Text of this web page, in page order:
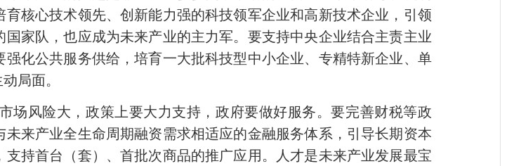
核心技术领先、创新能力强的科技领军企业和高新技术企业，引领
家队，也应成为未来产业的主力军。要支持中央企业结合主责主业
化公共服务供给，培育一大批科技型中小企业、专精特新企业、单
局面。
场风险大，政策上要大力支持，政府要做好服务。要完善财税等政
来产业全生命周期融资需求相适应的金融服务体系，引导长期资本
持首台（套）、首批次商品的推广应用。人才是未来产业发展最宝